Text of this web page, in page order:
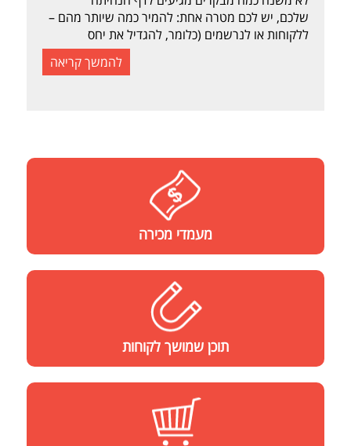
שלכם, יש לכם מטרה אחת: להמיר כמה שיותר מהם –
ללקוחות או לנרשמים (כלומר, להגדיל את יחס
ההמרה). מה יגרום להם להירשם או לקנות מכם?
האמונה שהמוצר או השירות שלכם ישפרו את חייהם:
להמשך קריאה
מעמדי מכירה
תוכן שמושך לקוחות